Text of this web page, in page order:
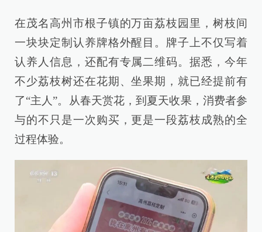
在茂名高州市根子镇的万亩荔枝园里，树枝间
一块块定制认养牌格外醒目。牌子上不仅写着
认养人信息，还配有专属二维码。据悉，今年
不少荔枝树还在花期、坐果期，就已经提前有
了“主人”。从春天赏花，到夏天收果，消费者参
与的不只是一次购买，更是一段荔枝成熟的全
过程体验。